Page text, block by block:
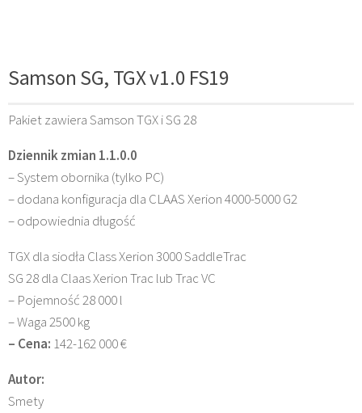
Samson SG, TGX v1.0 FS19
Pakiet zawiera Samson TGX i SG 28
Dziennik zmian 1.1.0.0
– System obornika (tylko PC)
– dodana konfiguracja dla CLAAS Xerion 4000-5000 G2
– odpowiednia długość
TGX dla siodła Class Xerion 3000 SaddleTrac
SG 28 dla Claas Xerion Trac lub Trac VC
– Pojemność 28 000 l
– Waga 2500 kg
– Cena: 142-162 000 €
Autor:
Smety